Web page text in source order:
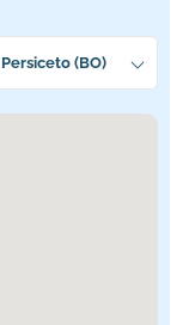
(BO)